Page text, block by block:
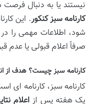
نیستند یا به دنبال
کارنامه سبز کنکور. این
شود، اطلاعات مهمی را
صرفاً اعلام قبولی یا عدم
کارنامه سبز چیست؟ هدف از
کارنامه سبز، کارنامه
یک هفته پس از اعلام